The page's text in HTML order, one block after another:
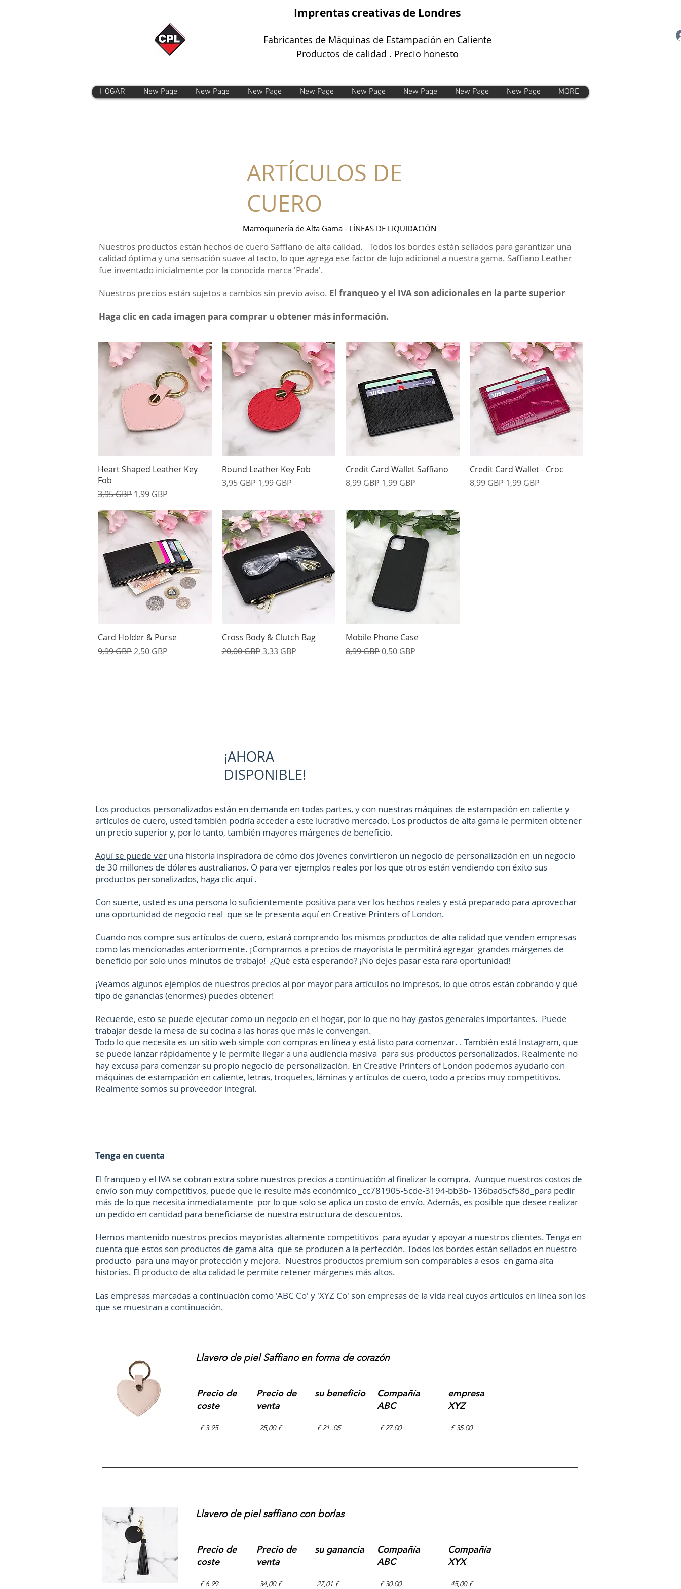
Imprentas creativas de Londres
Fabricantes de Máquinas de Estampación en Caliente
Productos de calidad . Precio honesto
HOGAR New Page New Page New Page New Page New Page New Page New Page New Page MORE
ARTÍCULOS DE
CUERO
Marroquinería de Alta Gama - LÍNEAS DE LIQUIDACIÓN
Nuestros productos están hechos de cuero Saffiano de alta calidad. Todos los bordes están sellados para garantizar una
calidad óptima y una sensación suave al tacto, lo que agrega ese factor de lujo adicional a nuestra gama. Saffiano Leather
fue inventado inicialmente por la conocida marca 'Prada'.
Nuestros precios están sujetos a cambios sin previo aviso. El franqueo y el IVA son adicionales en la parte superior
Haga clic en cada imagen para comprar u obtener más información.
Vista rápida
Heart Shaped Leather Key
Fob
Precio
3,95 GBP Precio de oferta
1,99 GBP
Vista rápida
Round Leather Key Fob
Precio
3,95 GBP Precio de oferta
1,99 GBP
Vista rápida
Credit Card Wallet Saffiano
Precio
8,99 GBP Precio de oferta
1,99 GBP
Vista rápida
Credit Card Wallet - Croc
Precio
8,99 GBP Precio de oferta
1,99 GBP
Vista rápida
Card Holder & Purse
Precio
9,99 GBP Precio de oferta
2,50 GBP
Vista rápida
Cross Body & Clutch Bag
Precio
20,00 GBP Precio de oferta
3,33 GBP
Vista rápida
Mobile Phone Case
Precio
8,99 GBPPrecio de oferta
0,50 GBP
¡AHORA
DISPONIBLE!
Los productos personalizados están en demanda en todas partes, y con nuestras máquinas de estampación en caliente y
artículos de cuero, usted también podría acceder a este lucrativo mercado. Los productos de alta gama le permiten obtener
un precio superior y, por lo tanto, también mayores márgenes de beneficio.
Aquí se puede ver una historia inspiradora de cómo dos jóvenes convirtieron un negocio de personalización en un negocio
de 30 millones de dólares australianos. O para ver ejemplos reales por los que otros están vendiendo con éxito sus
productos personalizados, haga clic aquí.
Con suerte, usted es una persona lo suficientemente positiva para ver los hechos reales y está preparado para aprovechar
una oportunidad de negocio real que se le presenta aquí en Creative Printers of London.
Cuando nos compre sus artículos de cuero, estará comprando los mismos productos de alta calidad que venden empresas
como las mencionadas anteriormente. ¡Comprarnos a precios de mayorista le permitirá agregar grandes márgenes de
beneficio por solo unos minutos de trabajo! ¿Qué está esperando? ¡No dejes pasar esta rara oportunidad!
¡Veamos algunos ejemplos de nuestros precios al por mayor para artículos no impresos, lo que otros están cobrando y qué
tipo de ganancias (enormes) puedes obtener!
Recuerde, esto se puede ejecutar como un negocio en el hogar, por lo que no hay gastos generales importantes. Puede
trabajar desde la mesa de su cocina a las horas que más le convengan.
Todo lo que necesita es un sitio web simple con compras en línea y está listo para comenzar. . También está Instagram, que
se puede lanzar rápidamente y le permite llegar a una audiencia masiva para sus productos personalizados. Realmente no
hay excusa para comenzar su propio negocio de personalización. En Creative Printers of London podemos ayudarlo con
máquinas de estampación en caliente, letras, troqueles, láminas y artículos de cuero, todo a precios muy competitivos.
Realmente somos su proveedor integral.
Tenga en cuenta
El franqueo y el IVA se cobran extra sobre nuestros precios a continuación al finalizar la compra. Aunque nuestros costos de
envío son muy competitivos, puede que le resulte más económico _cc781905-5cde-3194-bb3b- 136bad5cf58d_para pedir
más de lo que necesita inmediatamente por lo que solo se aplica un costo de envío. Además, es posible que desee realizar
un pedido en cantidad para beneficiarse de nuestra estructura de descuentos.
Hemos mantenido nuestros precios mayoristas altamente competitivos para ayudar y apoyar a nuestros clientes. Tenga en
cuenta que estos son productos de gama alta que se producen a la perfección. Todos los bordes están sellados en nuestro
producto para una mayor protección y mejora. Nuestros productos premium son comparables a esos en gama alta
historias. El producto de alta calidad le permite retener márgenes más altos.
Las empresas marcadas a continuación como 'ABC Co' y 'XYZ Co' son empresas de la vida real cuyos artículos en línea son los
que se muestran a continuación.
Llavero de piel Saffiano en forma de corazón
Precio de
coste
Precio de
venta
su beneficio
Compañía
ABC
£ 3.95 25,00 £ £ 21..05 £ 27.00
empresa
XYZ
£ 35.00
Llavero de piel saffiano con borlas
Precio de
coste
Precio de
venta
su ganancia
Compañía
ABC
£ 6.99 34,00 £ 27,01 £ £ 30.00
Compañía
XYX
45,00 £